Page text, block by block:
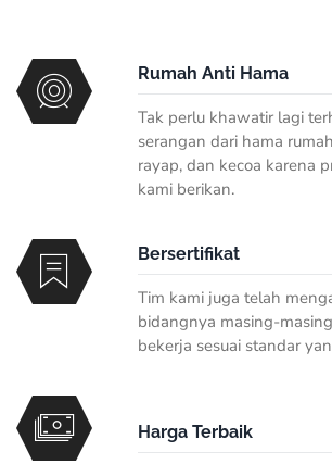
Rumah Anti Hama
Tak perlu khawatir lagi
serangan dari hama
rayap, dan kecoa karena
kami berikan.
Bersertifikat
Tim kami juga telah
bidangnya masing-
bekerja sesuai standar
Harga Terbaik